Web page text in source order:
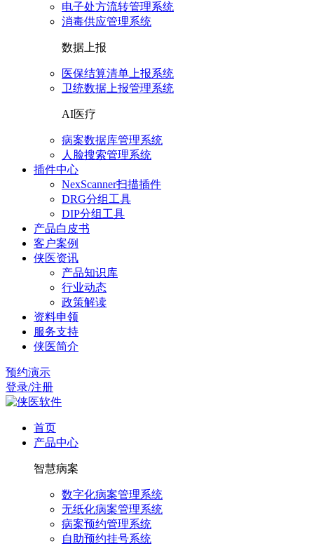
电子处方流转管理系统
消毒供应管理系统
数据上报
医保结算清单上报系统
卫统数据上报管理系统
AI医疗
病案数据库管理系统
人脸搜索管理系统
插件中心
NexScanner扫描插件
DRG分组工具
DIP分组工具
产品白皮书
客户案例
侠医资讯
产品知识库
行业动态
政策解读
资料申领
服务支持
侠医简介
预约演示
登录/注册
首页
产品中心
智慧病案
数字化病案管理系统
无纸化病案管理系统
病案预约管理系统
自助预约挂号系统